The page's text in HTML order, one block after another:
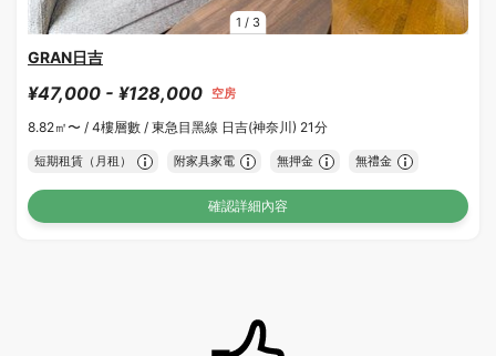
1 / 3
GRAN日吉
¥47,000 - ¥128,000 空房
8.82㎡〜 / 4樓層數 / 東急目黑線 日吉(神奈川) 21分
短期租賃（月租） 附家具家電 無押金 無禮金
確認詳細內容